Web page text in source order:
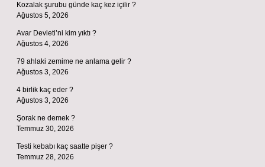
Kozalak şurubu günde kaç kez içilir ?
Ağustos 5, 2026
Avar Devleti’ni kim yıktı ?
Ağustos 4, 2026
79 ahlaki zemime ne anlama gelir ?
Ağustos 3, 2026
4 birlik kaç eder ?
Ağustos 3, 2026
Şorak ne demek ?
Temmuz 30, 2026
Testi kebabı kaç saatte pişer ?
Temmuz 28, 2026